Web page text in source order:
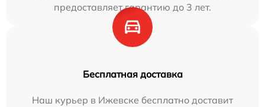
предоставляет гарантию до 3 лет.
Бесплатная доставка
Наш курьер в Ижевске бесплатно доставит